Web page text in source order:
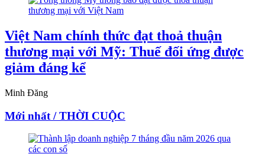
Việt Nam chính thức đạt thoả thuận
thương mại với Mỹ: Thuế đối ứng được
giảm đáng kể
Minh Đăng
Mới nhất / THỜI CUỘC